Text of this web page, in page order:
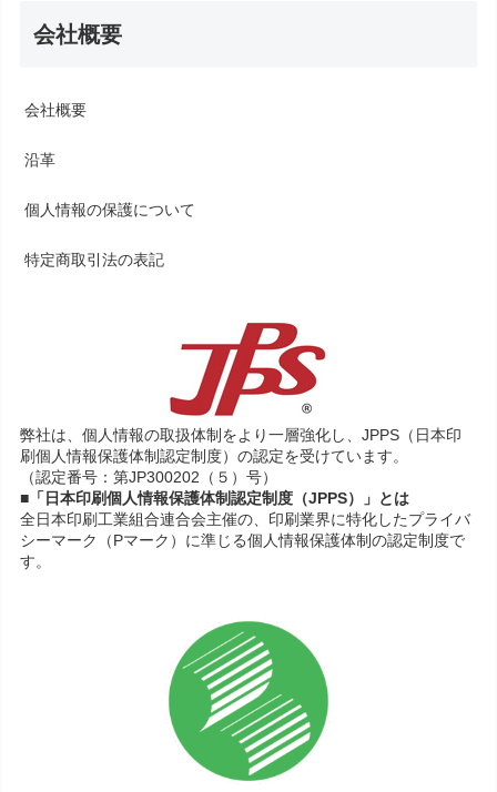
会社概要
会社概要
沿革
個人情報の保護について
特定商取引法の表記
弊社は、個人情報の取扱体制をより一層強化し、JPPS（日本印
刷個人情報保護体制認定制度）の認定を受けています。
（認定番号：第JP300202（５）号）
■「日本印刷個人情報保護体制認定制度（JPPS）」とは
全日本印刷工業組合連合会主催の、印刷業界に特化したプライバ
シーマーク（Pマーク）に準じる個人情報保護体制の認定制度で
す。